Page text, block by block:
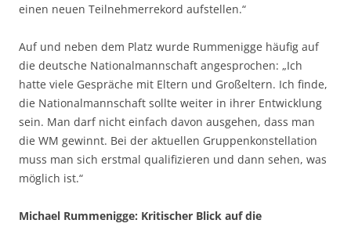
einen neuen Teilnehmerrekord aufstellen.“
Auf und neben dem Platz wurde Rummenigge häufig auf
die deutsche Nationalmannschaft angesprochen: „Ich
hatte viele Gespräche mit Eltern und Großeltern. Ich finde,
die Nationalmannschaft sollte weiter in ihrer Entwicklung
sein. Man darf nicht einfach davon ausgehen, dass man
die WM gewinnt. Bei der aktuellen Gruppenkonstellation
muss man sich erstmal qualifizieren und dann sehen, was
möglich ist.“
Michael Rummenigge: Kritischer Blick auf die